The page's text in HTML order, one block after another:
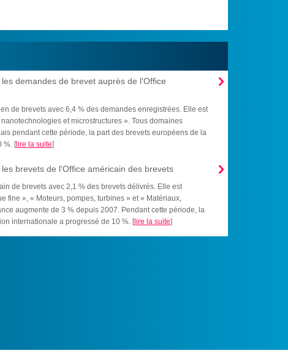

demandes de brevet auprès de l'Office
de brevets avec 6,4 % des demandes enregistrées. Elle est
et microstructures ». Tous domaines
pendant cette période, la part des brevets européens de la
%. [lire la suite]

brevets de l'Office américain des brevets
de brevets avec 2,1 % des brevets délivrés. Elle est
fine », « Moteurs, pompes, turbines » et « Matériaux,
augmente de 3 % depuis 2007. Pendant cette période, la
internationale a progressé de 10 %. [lire la suite]